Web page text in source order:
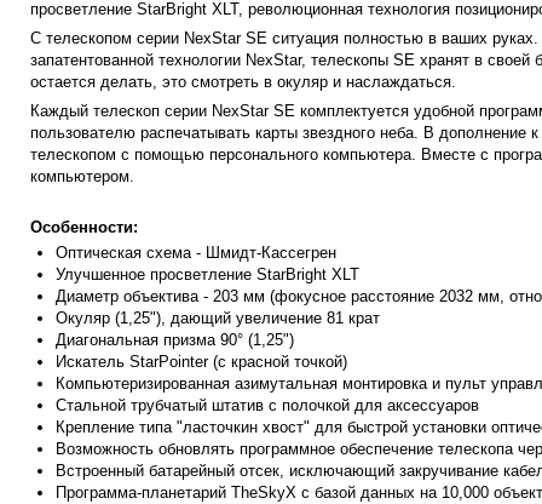
просветление StarBright XLT, революционная технология
С телескопом серии NexStar SE ситуация полностью в ваших
запатентованной технологии NexStar, телескопы SE хранят в
остается делать, это смотреть в окуляр и наслаждаться.
Каждый телескоп серии NexStar SE комплектуется удобной
пользователю распечатывать карты звездного неба. В дополнение
телескопом с помощью персонального компьютера. Вместе с
компьютером.
Особенности:
Оптическая схема - Шмидт-Кассегрен
Улучшенное просветление StarBright XLT
Диаметр объектива - 203 мм (фокусное расстояние 2032 мм,
Окуляр (1,25"), дающий увеличение 81 крат
Диагональная призма 90° (1,25")
Искатель StarPointer (с красной точкой)
Компьютеризированная азимутальная монтировка и пульт
Стальной трубчатый штатив с полочкой для аксессуаров
Крепление типа "ласточкин хвост" для быстрой установки
Возможность обновлять программное обеспечение телескопа
Встроенный батарейный отсек, исключающий закручивание
Программа-планетарий TheSkyX с базой данных на 10,000